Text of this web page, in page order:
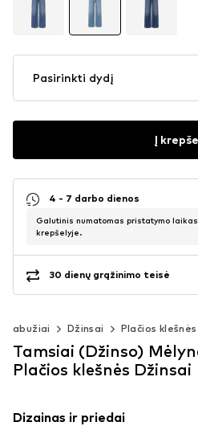
Pasirinkti dydį
Į
4 - 7 darbo dienos
Galutinis numatomas pristatymo
krepšelyje.
30 dienų grąžinimo teisė
Drabužiai Džinsai Plačios klešnės
Tamsiai (Džinso)
Plačios klešnės Džinsai
Dizainas ir priedai